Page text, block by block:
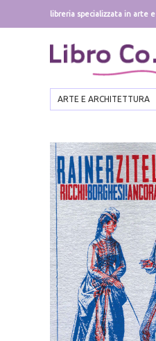
libreria specializzata in arte
ARTE E ARCHITETTURA